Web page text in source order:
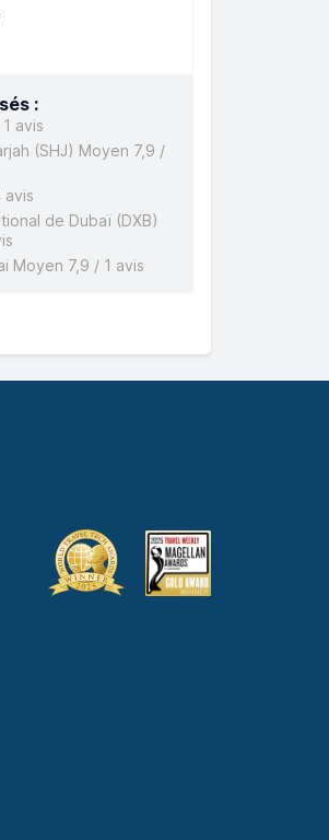
:
avis
(SHJ) Moyen 7,9 /
de Dubaï (DXB)
Moyen 7,9 / 1 avis